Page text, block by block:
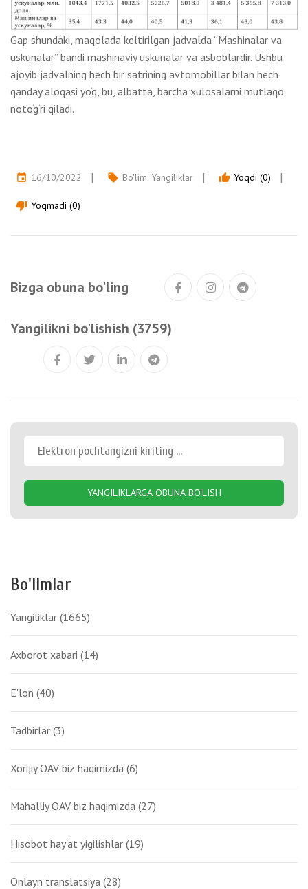
Gap shundaki, maqolada keltirilgan jadvalda “Mashinalar va
uskunalar” bandi mashinaviy uskunalar va asboblardir. Ushbu
ajoyib jadvalning hech bir satrining avtomobillar bilan hech
qanday aloqasi yo‘q, bu, albatta, barcha xulosalarni mutlaqo
noto‘g‘ri qiladi.
event 16/10/2022 local_offer Bo'lim: Yangiliklar thumb_up Yoqdi (0)
thumb_down Yoqmadi (0)
Bizga obuna bo'ling
Yangilikni bo'lishish (3759)
YANGILIKLARGA OBUNA BO'LISH
Bo'limlar
Yangiliklar (1665)
Axborot xabari (14)
E'lon (40)
Tadbirlar (3)
Xorijiy OAV biz haqimizda (6)
Mahalliy OAV biz haqimizda (27)
Hisobot hay'at yigilishlar (19)
Onlayn translatsiya (28)